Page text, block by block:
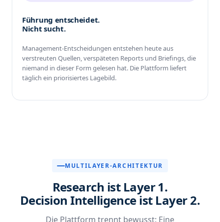
Führung entscheidet.
Nicht sucht.
Management-Entscheidungen entstehen heute aus
verstreuten Quellen, verspäteten Reports und Briefings, die
niemand in dieser Form gelesen hat. Die Plattform liefert
täglich ein priorisiertes Lagebild.
MULTILAYER-ARCHITEKTUR
Research ist Layer 1.
Decision Intelligence ist Layer 2.
Die Plattform trennt bewusst: Eine